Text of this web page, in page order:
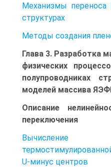
Механизмы переноса
структурах
Методы создания
Глава 3. Разработка
физических
полупроводниках
моделей массива
Описание
переключения
Вычисление
U-минус центров